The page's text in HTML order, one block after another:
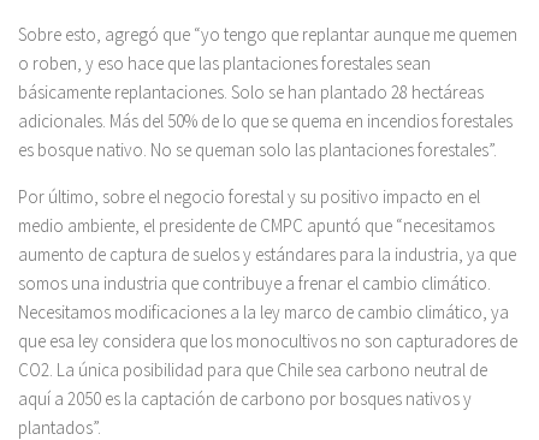
Sobre esto, agregó que “yo tengo que replantar aunque me quemen
o roben, y eso hace que las plantaciones forestales sean
básicamente replantaciones. Solo se han plantado 28 hectáreas
adicionales. Más del 50% de lo que se quema en incendios forestales
es bosque nativo. No se queman solo las plantaciones forestales”.
Por último, sobre el negocio forestal y su positivo impacto en el
medio ambiente, el presidente de CMPC apuntó que “necesitamos
aumento de captura de suelos y estándares para la industria, ya que
somos una industria que contribuye a frenar el cambio climático.
Necesitamos modificaciones a la ley marco de cambio climático, ya
que esa ley considera que los monocultivos no son capturadores de
CO2. La única posibilidad para que Chile sea carbono neutral de
aquí a 2050 es la captación de carbono por bosques nativos y
plantados”.